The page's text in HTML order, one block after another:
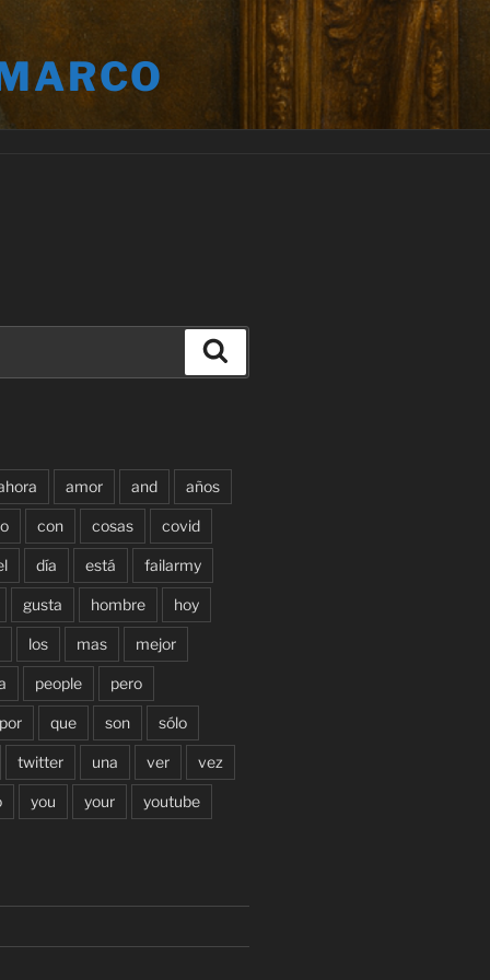
amor and años
con cosas covid
día está failarmy
gusta hombre hoy
los mas mejor
people pero
que son sólo
twitter una ver vez
you your youtube